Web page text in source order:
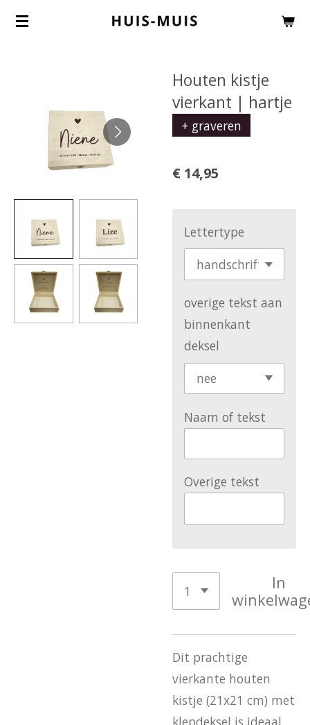
Ga
Houten kistje
vierkant | hartje
+ graveren
€ 14,95
Lettertype
overige tekst aan
binnenkant
deksel
Naam of tekst
Overige tekst
In
Dit prachtige
vierkante houten
kistje (21x21 cm) met